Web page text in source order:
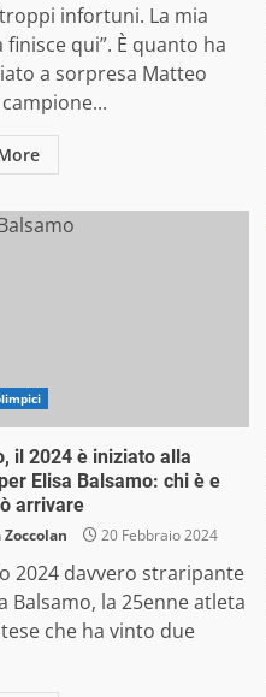
troppi infortuni. La mia
finisce qui”. È quanto ha
a sorpresa Matteo
il 2024 è iniziato alla
Elisa Balsamo: chi è e
arrivare
20 Febbraio 2024
2024 davvero straripante
Balsamo, la 25enne atleta
che ha vinto due